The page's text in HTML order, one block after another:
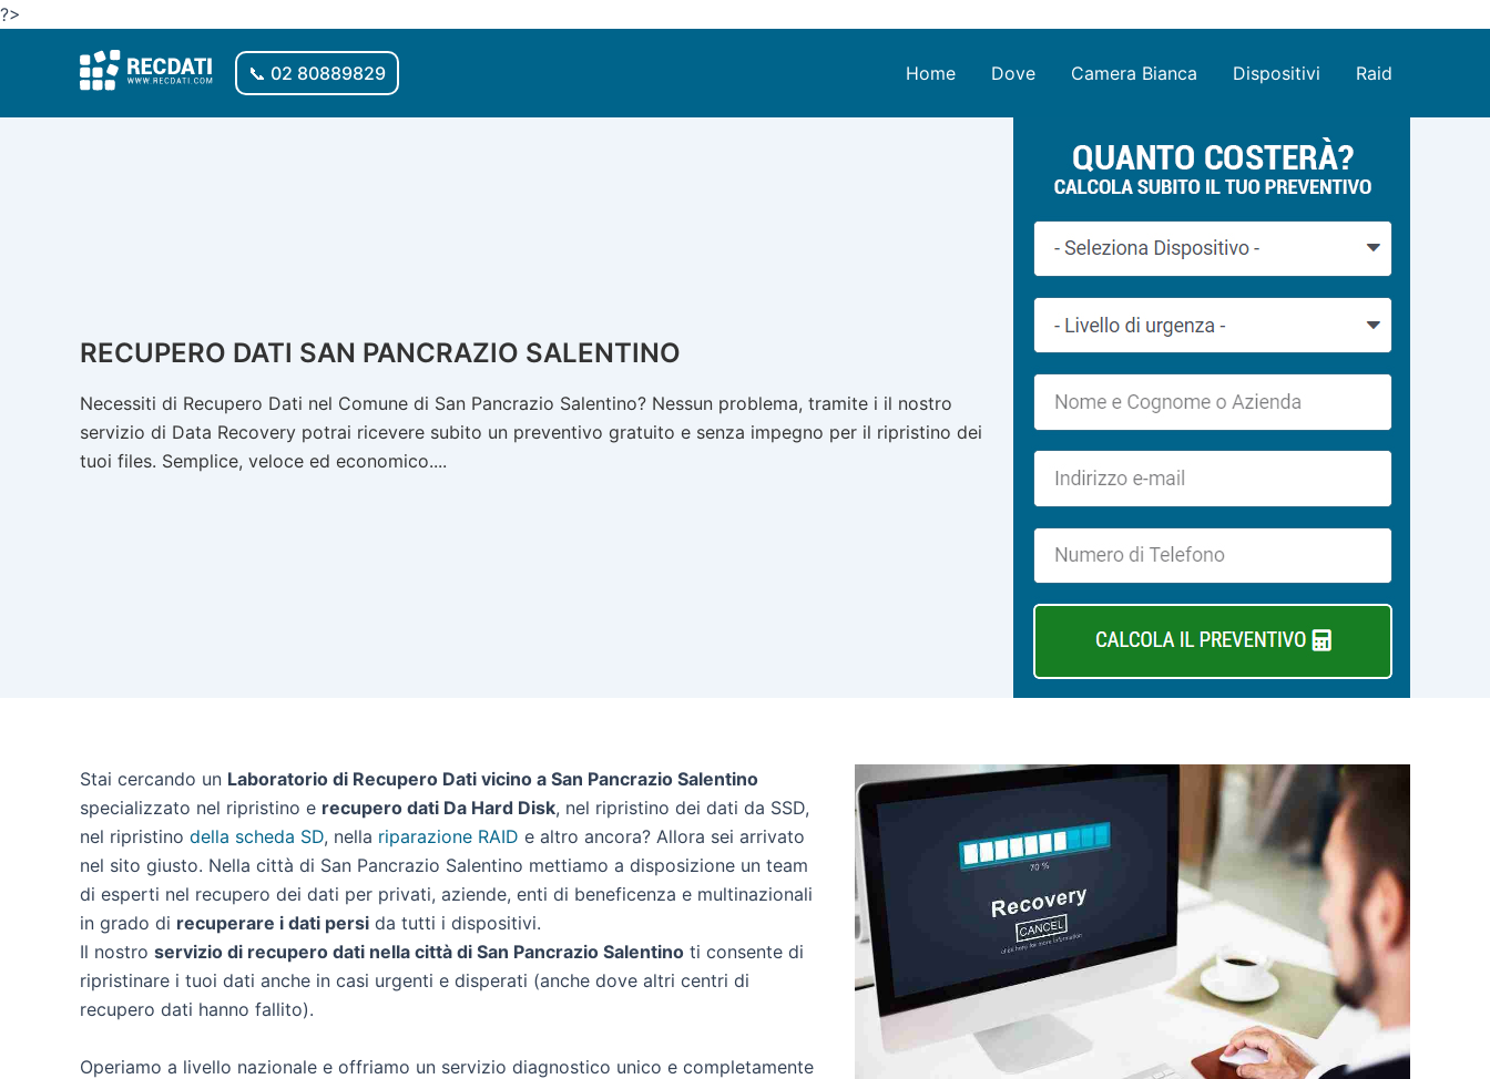
?>
contenuto
📞 02 80889829 Home Dove Camera Bianca Dispositivi Raid
RECUPERO DATI SAN PANCRAZIO SALENTINO
Necessiti di Recupero Dati nel Comune di San Pancrazio Salentino? Nessun problema, tramite i il nostro
servizio di Data Recovery potrai ricevere subito un preventivo gratuito e senza impegno per il ripristino dei
tuoi files. Semplice, veloce ed economico....
Stai cercando un Laboratorio di Recupero Dati vicino a San Pancrazio Salentino
specializzato nel ripristino e recupero dati Da Hard Disk, nel ripristino dei dati da SSD,
nel ripristino della scheda SD, nella riparazione RAID e altro ancora? Allora sei arrivato
nel sito giusto. Nella città di San Pancrazio Salentino mettiamo a disposizione un team
di esperti nel recupero dei dati per privati, aziende, enti di beneficenza e multinazionali
in grado di recuperare i dati persi da tutti i dispositivi.
Il nostro servizio di recupero dati nella città di San Pancrazio Salentino ti consente di
ripristinare i tuoi dati anche in casi urgenti e disperati (anche dove altri centri di
recupero dati hanno fallito).
Operiamo a livello nazionale e offriamo un servizio diagnostico unico e completamente